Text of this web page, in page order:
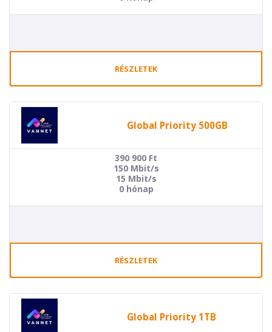
RÉSZLETEK
Global Priority 500GB
390 900 Ft
150 Mbit/s
15 Mbit/s
0 hónap
RÉSZLETEK
Global Priority 1TB